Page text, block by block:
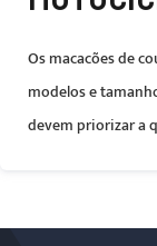
Os macacões de
modelos e
devem priorizar a